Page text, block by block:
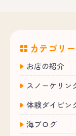
カテゴリー
お店の紹介
スノーケリン
体験ダイビン
海ブログ